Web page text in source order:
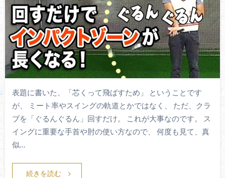
表題に書いた、「芯くって飛ばすため」 ということです
が、 ミート率やスイングの軌道とかではなく、 ただ、クラ
ブを「ぐるんぐるん」回すだけ。 これが大事なのです。 ス
イングに重要な手首や肘の使い方なので、 何度も見て、真
似…
続きを読む